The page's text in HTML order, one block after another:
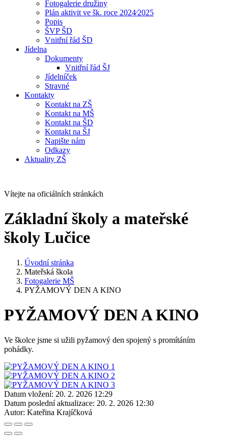
Fotogalerie družiny
Plán aktivit ve šk. roce 2024⁄2025
Popis
ŠVP ŠD
Vnitřní řád ŠD
Jídelna
Dokumenty
Vnitřní řád ŠJ
Jídelníček
Stravné
Kontakty
Kontakt na ZŠ
Kontakt na MŠ
Kontakt na ŠD
Kontakt na ŠJ
Napište nám
Odkazy
Aktuality ZŠ
Vítejte na oficiálních stránkách
Základní školy a mateřské
školy Lučice
Úvodní stránka
Mateřská škola
Fotogalerie MŠ
PYŽAMOVÝ DEN A KINO
PYŽAMOVÝ DEN A KINO
Ve školce jsme si užili pyžamový den spojený s promítáním
pohádky.
Datum vložení: 20. 2. 2026 12:29
Datum poslední aktualizace: 20. 2. 2026 12:30
Autor: Kateřina Krajíčková